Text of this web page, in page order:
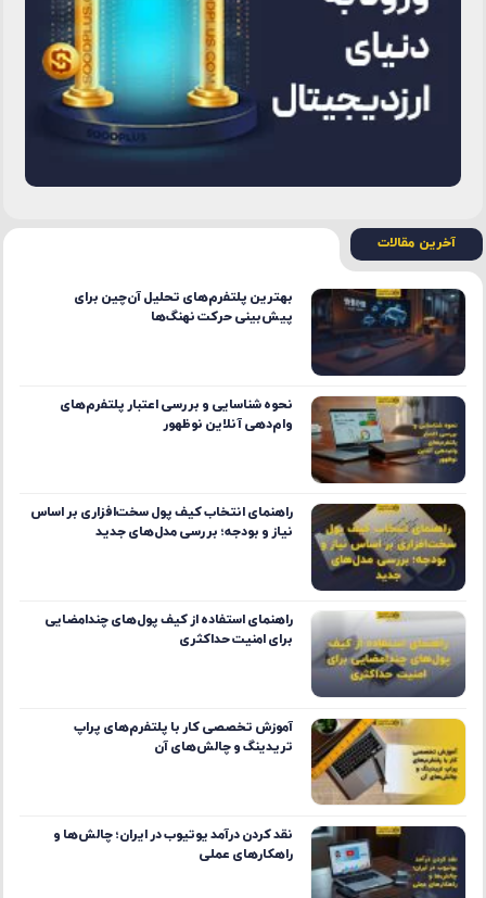
آخرین مقالات
بهترین پلتفرم‌های تحلیل آن‌چین برای
پیش‌بینی حرکت نهنگ‌ها
نحوه شناسایی و بررسی اعتبار پلتفرم‌های
وام‌دهی آنلاین نوظهور
راهنمای انتخاب کیف پول سخت‌افزاری بر اساس
نیاز و بودجه؛ بررسی مدل‌های جدید
راهنمای استفاده از کیف پول‌های چندامضایی
برای امنیت حداکثری
آموزش تخصصی کار با پلتفرم‌های پراپ
تریدینگ و چالش‌های آن
نقد کردن درآمد یوتیوب در ایران؛ چالش‌ها و
راهکارهای عملی